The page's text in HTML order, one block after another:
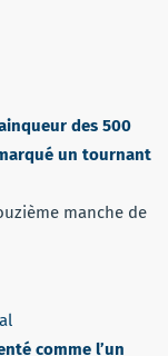
des 500
un tournant
manche de
comme l’un